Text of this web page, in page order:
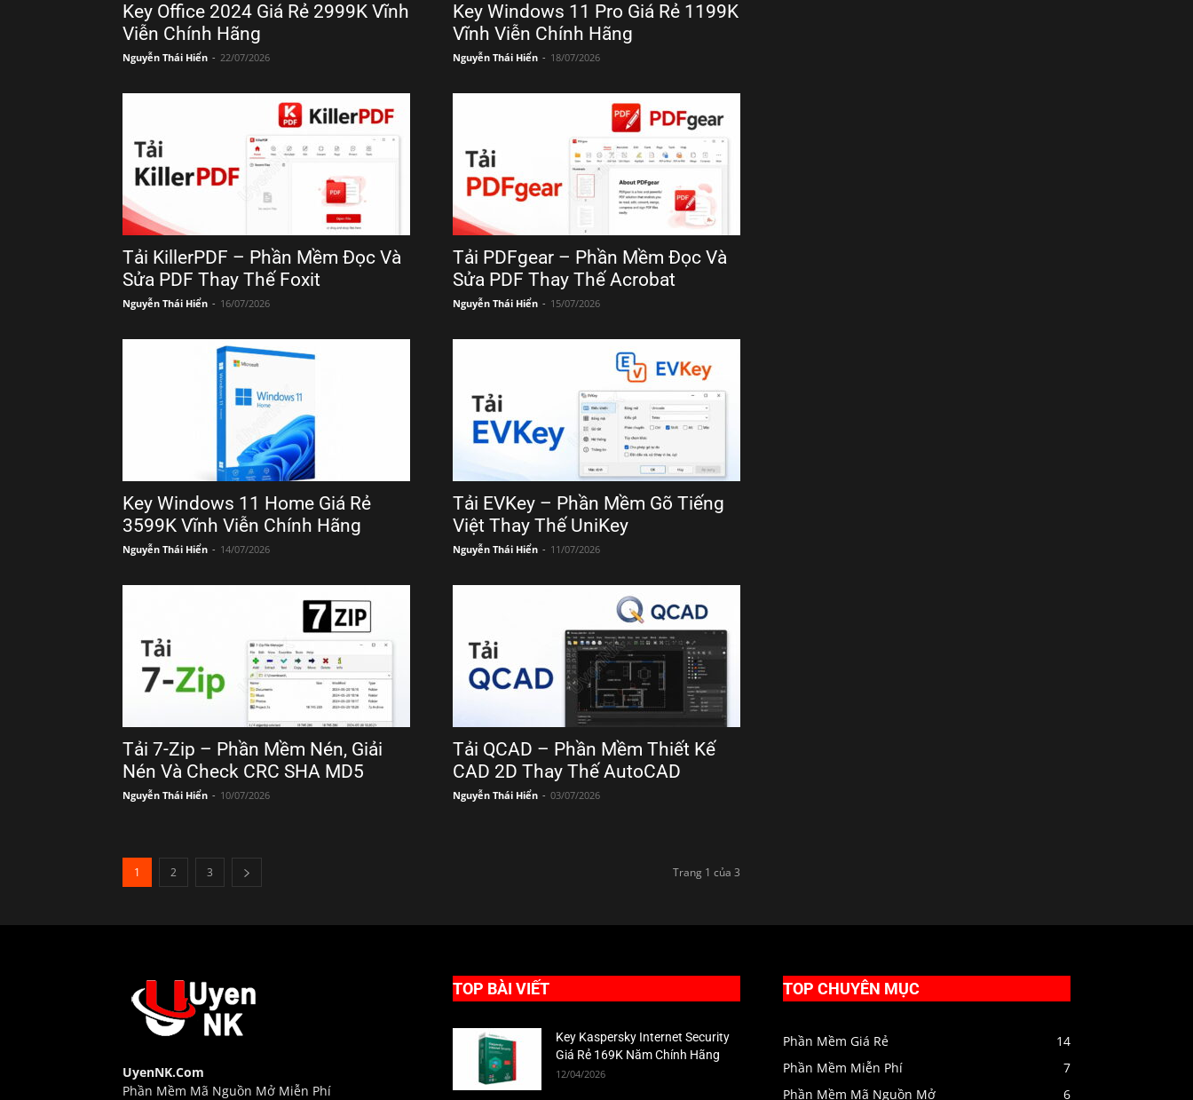
Key Office 2024 Giá Rẻ 2999K Vĩnh
Viễn Chính Hãng
Nguyễn Thái Hiển - 22/07/2026
Key Windows 11 Pro Giá Rẻ 1199K
Vĩnh Viễn Chính Hãng
Nguyễn Thái Hiển - 18/07/2026
Tải KillerPDF – Phần Mềm Đọc Và
Sửa PDF Thay Thế Foxit
Nguyễn Thái Hiển - 16/07/2026
Tải PDFgear – Phần Mềm Đọc Và
Sửa PDF Thay Thế Acrobat
Nguyễn Thái Hiển - 15/07/2026
Key Windows 11 Home Giá Rẻ
3599K Vĩnh Viễn Chính Hãng
Nguyễn Thái Hiển - 14/07/2026
Tải EVKey – Phần Mềm Gõ Tiếng
Việt Thay Thế UniKey
Nguyễn Thái Hiển - 11/07/2026
Tải 7-Zip – Phần Mềm Nén, Giải
Nén Và Check CRC SHA MD5
Nguyễn Thái Hiển - 10/07/2026
Tải QCAD – Phần Mềm Thiết Kế
CAD 2D Thay Thế AutoCAD
Nguyễn Thái Hiển - 03/07/2026
1 2 3 Trang 1 của 3
UyenNK.Com
Phần Mềm Mã Nguồn Mở Miễn Phí
TOP BÀI VIẾT
Key Kaspersky Internet Security
Giá Rẻ 169K Năm Chính Hãng
12/04/2026
TOP CHUYÊN MỤC
Phần Mềm Giá Rẻ
14
Phần Mềm Miễn Phí
7
Phần Mềm Mã Nguồn Mở
6